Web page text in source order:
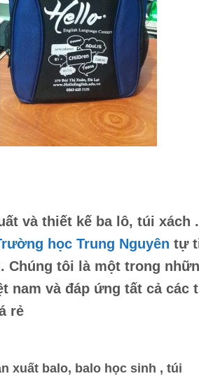
và thiết kế ba lô, túi xách .
học Trung Nguyên tự
Chúng tôi là một trong
nam và đáp ứng tất cả các
rẻ
xuất balo, balo học sinh , túi